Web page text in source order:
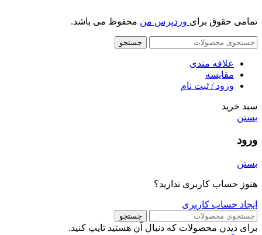
تمامی حقوق برای وردپرس من محفوظ می باشد.
جستجو
علاقه مندی
مقایسه
ورود / ثبت نام
سبد خرید
بستن
ورود
بستن
هنوز حساب کاربری ندارید؟
ایجاد حساب کاربری
جستجو
برای دیدن محصولات که دنبال آن هستید تایپ کنید.